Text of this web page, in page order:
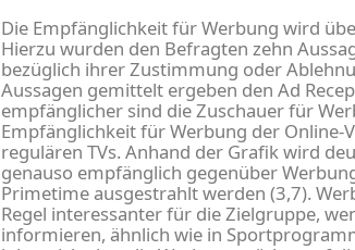
Die Empfänglichkeit für Werbung wird
Hierzu wurden den Befragten zehn
bezüglich ihrer Zustimmung oder
Aussagen gemittelt ergeben den Ad
empfänglicher sind die Zuschauer für
Empfänglichkeit für Werbung der Online-
regulären TVs. Anhand der Grafik wird
genauso empfänglich gegenüber
Primetime ausgestrahlt werden (3,7).
Regel interessanter für die Zielgruppe,
informieren, ähnlich wie in